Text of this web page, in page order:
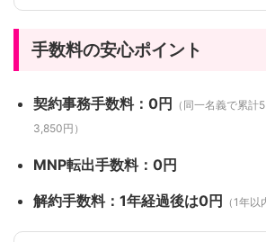
手数料の安心ポイント
契約事務手数料：0円
（同一名義で累
3,850円）
MNP転出手数料：0円
解約手数料：1年経過後は0円
（1年